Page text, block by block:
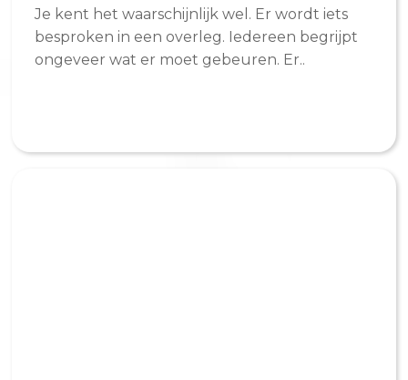
Je kent het waarschijnlijk wel. Er wordt iets
besproken in een overleg. Iedereen begrijpt
ongeveer wat er moet gebeuren. Er..